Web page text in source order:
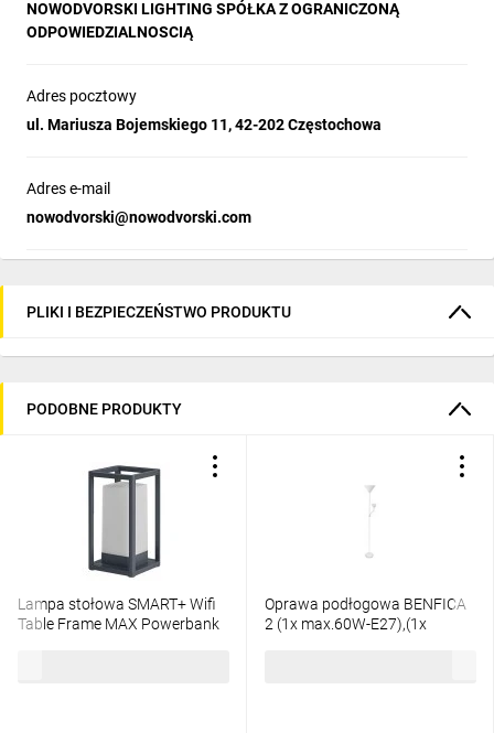
NOWODVORSKI LIGHTING SPÓŁKA Z OGRANICZONĄ
ODPOWIEDZIALNOSCIĄ
Adres pocztowy
ul. Mariusza Bojemskiego 11, 42-202 Częstochowa
Adres e-mail
nowodvorski@nowodvorski.com
PLIKI I BEZPIECZEŃSTWO PRODUKTU
PODOBNE PRODUKTY
Lampa stołowa SMART+ Wifi
Table Frame MAX Powerbank
Oprawa podłogowa BENFICA
2 (1x max.60W-E27),(1x